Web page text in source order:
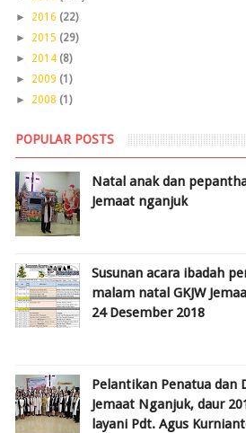
► 2016 (22)
► 2015 (29)
► 2014 (8)
► 2009 (1)
► 2008 (1)
POPULAR POSTS
Natal anak dan
Jemaat nganjuk
Susunan acara ibadah
malam natal GKJW
24 Desember 2018
Pelantikan Penatua dan
Jemaat Nganjuk, daur
layani Pdt. Agus